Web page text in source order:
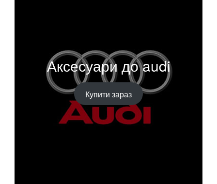
Аксесуари до audi
Купити зараз